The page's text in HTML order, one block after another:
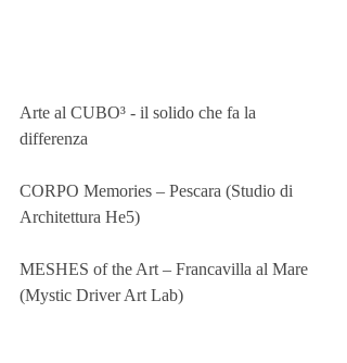
Arte al CUBO³ - il solido che fa la
differenza
CORPO Memories – Pescara (Studio di
Architettura He5)
MESHES of the Art – Francavilla al Mare
(Mystic Driver Art Lab)